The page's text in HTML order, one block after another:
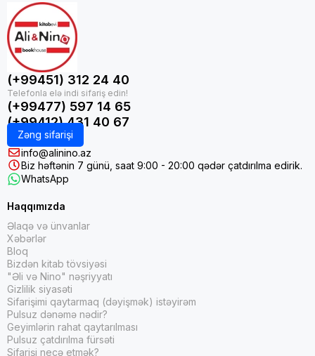
(+99451) 312 24 40
(+99477) 597 14 65
(+99412) 431 40 67
Zəng sifarişi
info@alinino.az
Biz həftənin 7 günü, saat 9:00 - 20:00 qədər çatdırılma edirik.
WhatsApp
Haqqımızda
Əlaqə və ünvanlar
Xəbərlər
Bloq
Bizdən kitab tövsiyəsi
"Əli və Nino" nəşriyyatı
Gizlilik siyasəti
Sifarişimi qaytarmaq (dəyişmək) istəyirəm
Pulsuz dənəmə nədir?
Geyimlərin rahat qaytarılması
Pulsuz çatdırılma fürsəti
Sifarişi necə etmək?